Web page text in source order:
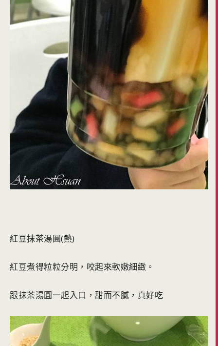
紅豆抹茶湯圓(熱)
紅豆煮得粒粒分明，咬起來軟嫩細緻。
跟抹茶湯圓一起入口，甜而不膩，真好吃